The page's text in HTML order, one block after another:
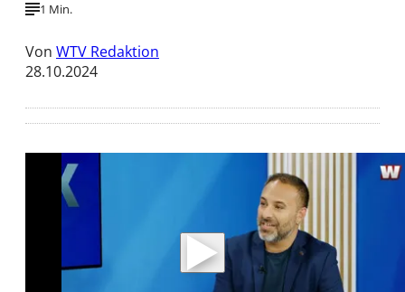
1 Min.
Von WTV Redaktion
28.10.2024
Mit der Wiedergabe dieses Videos werden
Daten an Youtube übertragen.
Hinweise dazu erhalten Sie in der Datenschutzerklärung